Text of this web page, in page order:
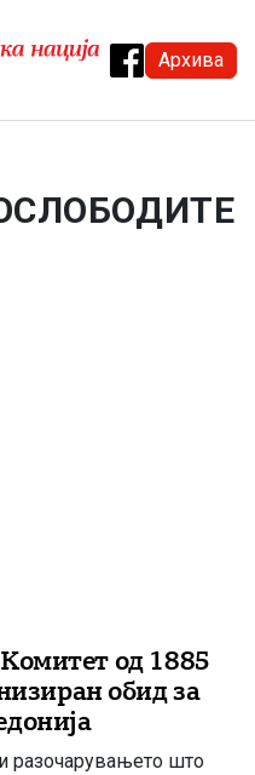
Архива
од 1885
обид за
разочарувањето што